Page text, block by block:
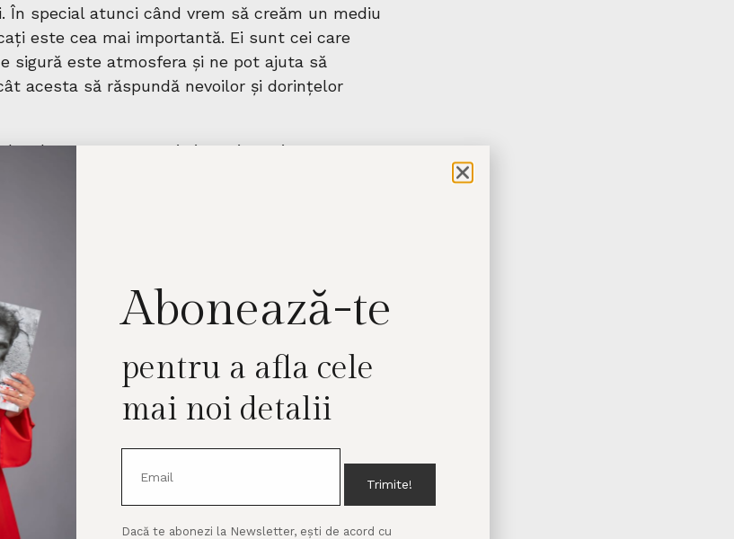
În special atunci când vrem să creăm un mediu
este cea mai importantă. Ei sunt cei care
sigură este atmosfera și ne pot ajuta să
acesta să răspundă nevoilor și dorințelor
despre cum puteți ajuta și susține
asociații. În el veți putea găsi sfaturi
o impresie bună celui sau celei cu care dorim
la idei de ateliere și activități în care tinerii
lucra împreună și forma prietenii.
ul Asociației Se Poate pe pagina proiectului,
erasmusprogamme/beginnings4ukrainianrefugees/
Abonează-te
pentru a afla cele
mai noi detalii​
Trimite!
Dacă te abonezi la Newsletter, ești de acord cu